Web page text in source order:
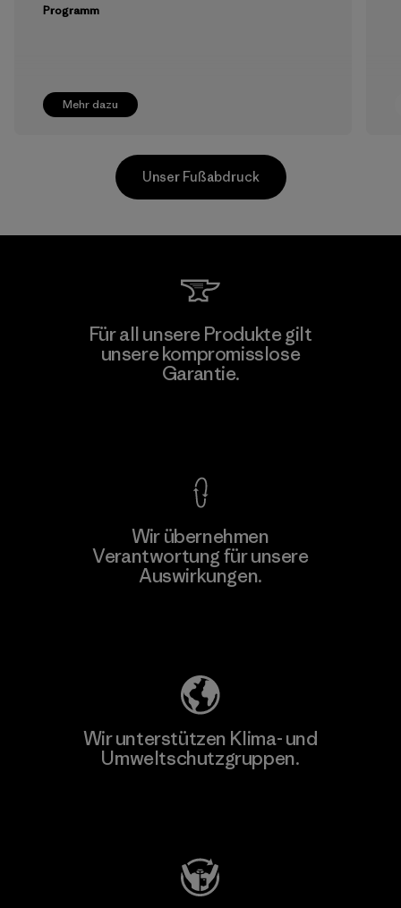
Mehr dazu
Programm
Mehr dazu
Formosa Textil
Unser Fußabdruck
Für all unsere Produkte gilt
unsere kompromisslose
Garantie.
Wir übernehmen
Verantwortung für unsere
Auswirkungen.
Wir unterstützen Klima- und
Umweltschutzgruppen.